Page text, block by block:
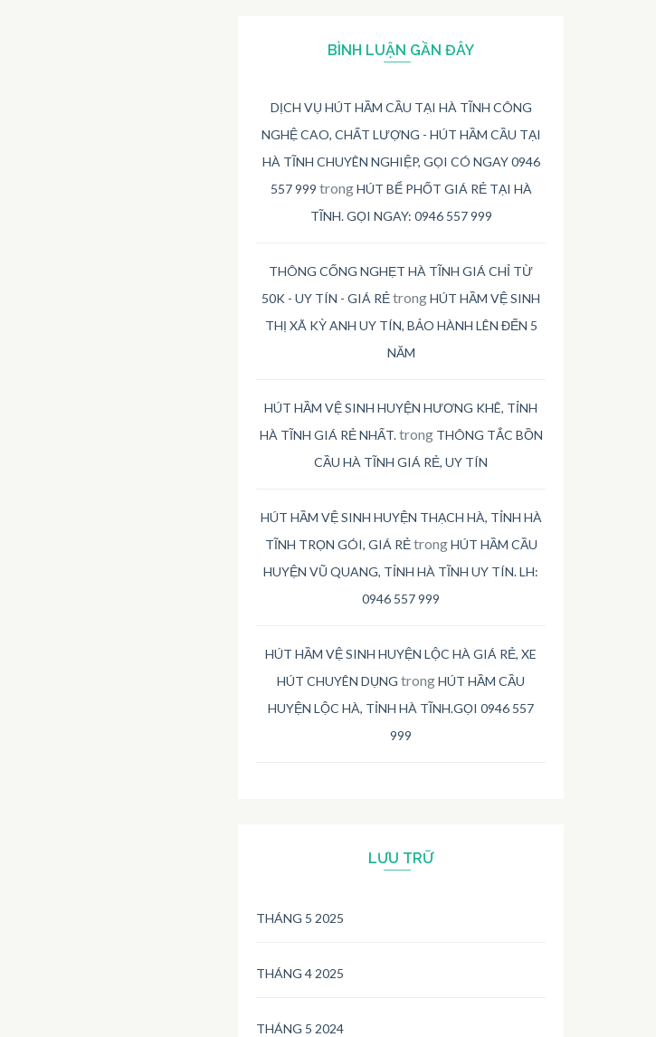
BÌNH LUẬN GẦN ĐÂY
DỊCH VỤ HÚT HẦM CẦU TẠI HÀ TĨNH CÔNG
NGHỆ CAO, CHẤT LƯỢNG - HÚT HẦM CẦU TẠI
HÀ TĨNH CHUYÊN NGHIỆP, GỌI CÓ NGAY 0946
557 999 trongHÚT BỂ PHỐT GIÁ RẺ TẠI HÀ
TĨNH. GỌI NGAY: 0946 557 999
THÔNG CỐNG NGHẸT HÀ TĨNH GIÁ CHỈ TỪ
50K - UY TÍN - GIÁ RẺtrongHÚT HẦM VỆ SINH
THỊ XÃ KỲ ANH UY TÍN, BẢO HÀNH LÊN ĐẾN 5
NĂM
HÚT HẦM VỆ SINH HUYỆN HƯƠNG KHÊ, TỈNH
HÀ TĨNH GIÁ RẺ NHẤT.trong THÔNG TẮC BỒN
CẦU HÀ TĨNH GIÁ RẺ, UY TÍN
HÚT HẦM VỆ SINH HUYỆN THẠCH HÀ, TỈNH HÀ
TĨNH TRỌN GÓI, GIÁ RẺtrongHÚT HẦM CẦU
HUYỆN VŨ QUANG, TỈNH HÀ TĨNH UY TÍN. LH:
0946 557 999
HÚT HẦM VỆ SINH HUYỆN LỘC HÀ GIÁ RẺ, XE
HÚT CHUYÊN DỤNG trongHÚT HẦM CẦU
HUYỆN LỘC HÀ, TỈNH HÀ TĨNH.GỌI 0946 557
999
LƯU TRỮ
THÁNG 5 2025
THÁNG 4 2025
THÁNG 5 2024